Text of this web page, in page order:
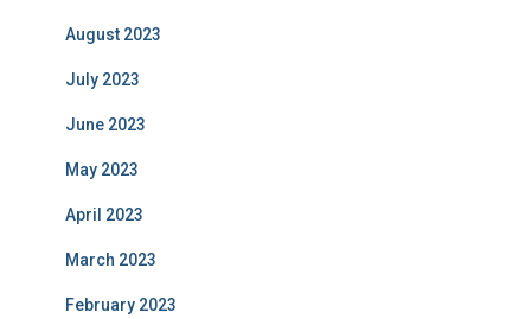
August 2023
July 2023
June 2023
May 2023
April 2023
March 2023
February 2023